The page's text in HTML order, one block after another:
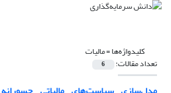
کلیدواژه‌ها =مالیات
تعداد مقالات: 6